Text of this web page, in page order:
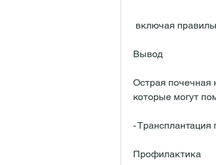
включая
Вывод
Острая почечная
которые могут
- Трансплантация
Профилактика